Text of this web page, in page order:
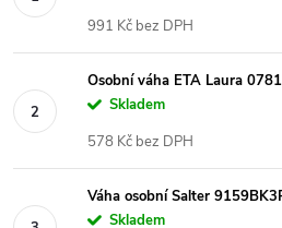
991 Kč bez DPH
Osobní váha ETA Laura
Skladem
578 Kč bez DPH
Váha osobní Salter
Skladem